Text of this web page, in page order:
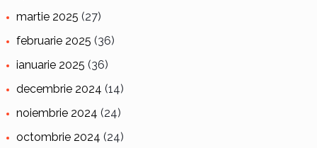
martie 2025 (27)
februarie 2025 (36)
ianuarie 2025 (36)
decembrie 2024 (14)
noiembrie 2024 (24)
octombrie 2024 (24)